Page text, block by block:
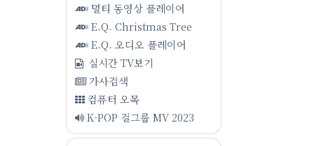
멀티 동영상 플레이어
E.Q. Christmas Tree
E.Q. 오디오 플레이어
실시간 TV보기
가사검색
컴퓨터 오목
K-POP 걸그룹 MV 2023